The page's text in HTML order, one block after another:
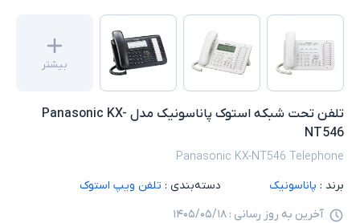
بیشتر
تلفن تحت شبکه استوک پاناسونیک مدل Panasonic KX-
NT546
Panasonic KX-NT546 Telephone
برند : پاناسونیک دسته‌بندی : تلفن ویپ استوک
آخرین به روز رسانی : ۱۴۰۵/۰۵/۱۸